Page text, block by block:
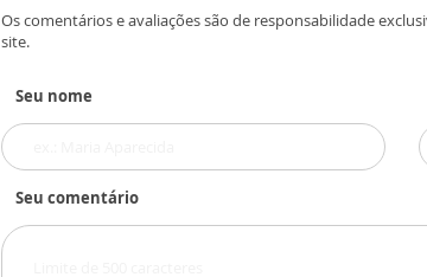
Os comentários e avaliações são de responsabilidade
site.
Seu nome
Seu comentário